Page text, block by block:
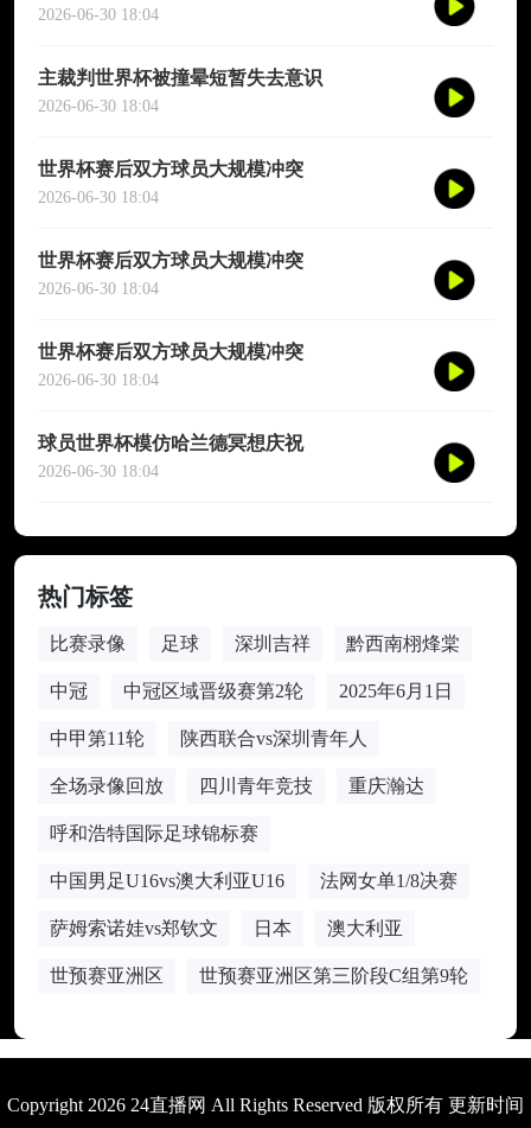
2026-06-30 18:04
主裁判世界杯被撞晕短暂失去意识
2026-06-30 18:04
世界杯赛后双方球员大规模冲突
2026-06-30 18:04
世界杯赛后双方球员大规模冲突
2026-06-30 18:04
世界杯赛后双方球员大规模冲突
2026-06-30 18:04
球员世界杯模仿哈兰德冥想庆祝
2026-06-30 18:04
热门标签
比赛录像 足球 深圳吉祥 黔西南栩烽棠
中冠 中冠区域晋级赛第2轮 2025年6月1日
中甲第11轮 陕西联合vs深圳青年人
全场录像回放 四川青年竞技 重庆瀚达
呼和浩特国际足球锦标赛
中国男足U16vs澳大利亚U16 法网女单1/8决赛
萨姆索诺娃vs郑钦文 日本 澳大利亚
世预赛亚洲区 世预赛亚洲区第三阶段C组第9轮
Copyright 2026 24直播网 All Rights Reserved 版权所有 更新时间